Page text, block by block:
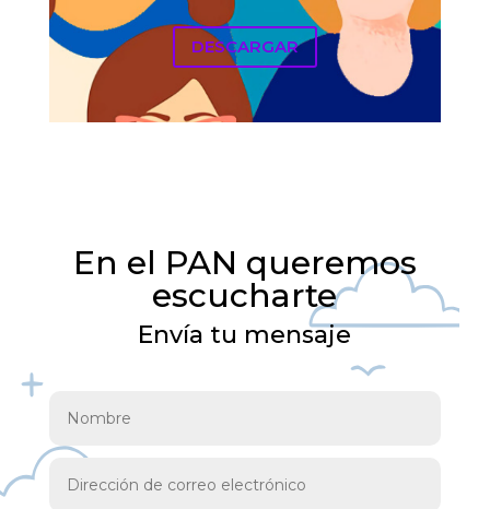
DESCARGAR
En el PAN queremos
escucharte
Envía tu mensaje